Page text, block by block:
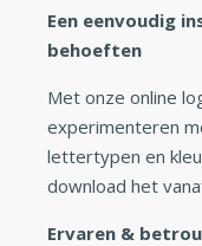
Een eenvoudig
behoeften
Met onze online
experimenteren
lettertypen en
download het
Ervaren &